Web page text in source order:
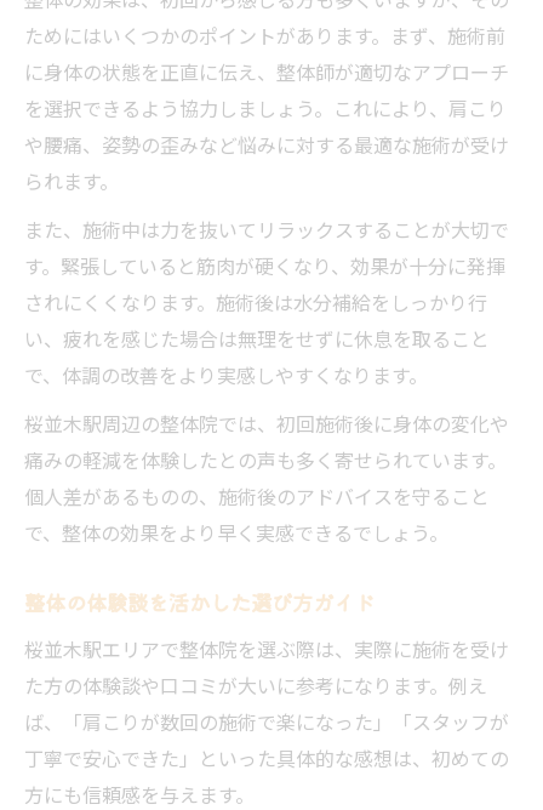
施術中も安心できる整体院の配慮ポイント
整体効果を下げない服装の注意点とは
女性のための整体体験時の服装アドバイス
桜並木駅周辺で安心の整体施術環境
整体通院で得られる安心と暮らしの変化
整体で日常生活が快適になる理由を紹介
継続通院の整体効果と暮らしのプラス変化
整体通院後の姿勢や疲労感の変化とは
ためにはいくつかのポイントがあります。まず、施術前
に身体の状態を正直に伝え、整体師が適切なアプローチ
を選択できるよう協力しましょう。これにより、肩こり
や腰痛、姿勢の歪みなど悩みに対する最適な施術が受け
られます。
また、施術中は力を抜いてリラックスすることが大切で
す。緊張していると筋肉が硬くなり、効果が十分に発揮
されにくくなります。施術後は水分補給をしっかり行
い、疲れを感じた場合は無理をせずに休息を取ること
で、体調の改善をより実感しやすくなります。
桜並木駅周辺の整体院では、初回施術後に身体の変化や
痛みの軽減を体験したとの声も多く寄せられています。
個人差があるものの、施術後のアドバイスを守ること
で、整体の効果をより早く実感できるでしょう。
整体の体験談を活かした選び方ガイド
桜並木駅エリアで整体院を選ぶ際は、実際に施術を受け
た方の体験談や口コミが大いに参考になります。例え
ば、「肩こりが数回の施術で楽になった」「スタッフが
丁寧で安心できた」といった具体的な感想は、初めての
方にも信頼感を与えます。